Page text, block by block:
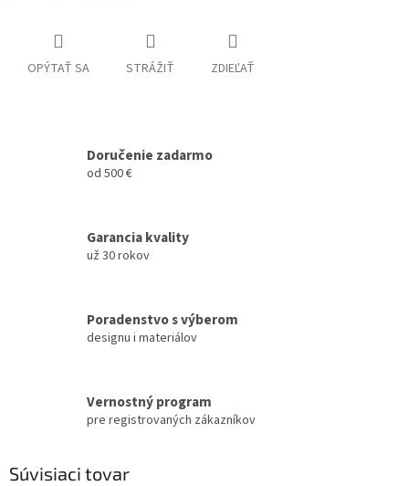
OPÝTAŤ SA STRÁŽIŤ ZDIEĽAŤ
Doručenie zadarmo
od 500 €
Garancia kvality
už 30 rokov
Poradenstvo s výberom
designu i materiálov
Vernostný program
pre registrovaných zákazníkov
Súvisiaci tovar